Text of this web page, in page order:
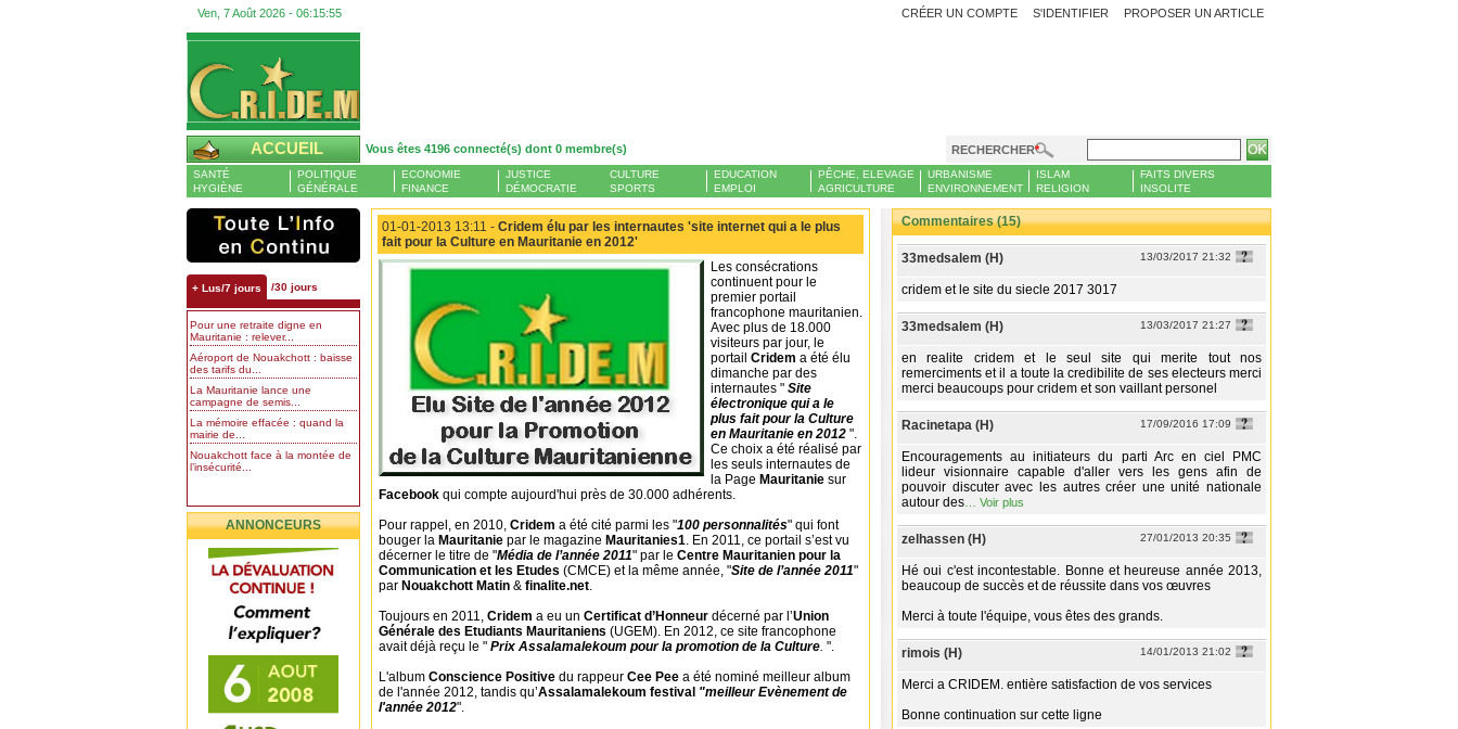
Ven, 7 Août 2026 - 06:15:56 PROPOSER UN ARTICLE
CRÉER UN COMPTE S'IDENTIFIER
ACCUEIL Vous êtes 4196 connecté(s) dont 0 membre(s) RECHERCHER
SANTÉ
HYGIÈNE
POLITIQUE
GÉNÉRALE
ECONOMIE
FINANCE
JUSTICE
DÉMOCRATIE
CULTURE
SPORTS
EDUCATION
EMPLOI
PÊCHE, ELEVAGE
AGRICULTURE
URBANISME
ENVIRONNEMENT
ISLAM
RELIGION
FAITS DIVERS
INSOLITE
+ Lus/7 jours /30 jours
Pour une retraite digne en
Mauritanie : relever...
Aéroport de Nouakchott : baisse
des tarifs du...
La Mauritanie lance une
campagne de semis...
La mémoire effacée : quand la
mairie de...
Nouakchott face à la montée de
l’insécurité...
ANNONCEURS
01-01-2013 13:11 - Cridem élu par les internautes 'site internet qui a le plus
fait pour la Culture en Mauritanie en 2012'
Les consécrations
continuent pour le
premier portail
francophone mauritanien.
Avec plus de 18.000
visiteurs par jour, le
portail Cridem a été élu
dimanche par des
internautes " Site
électronique qui a le
plus fait pour la Culture
en Mauritanie en 2012 ".
Ce choix a été réalisé par
les seuls internautes de
la Page Mauritanie sur
Facebook qui compte aujourd'hui près de 30.000 adhérents.
Pour rappel, en 2010, Cridem a été cité parmi les "100 personnalités" qui font
bouger la Mauritanie par le magazine Mauritanies1. En 2011, ce portail s’est vu
décerner le titre de "Média de l’année 2011" par le Centre Mauritanien pour la
Communication et les Etudes (CMCE) et la même année, "Site de l’année 2011"
par Nouakchott Matin & finalite.net.
Toujours en 2011, Cridem a eu un Certificat d’Honneur décerné par l’Union
Générale des Etudiants Mauritaniens (UGEM). En 2012, ce site francophone
avait déjà reçu le " Prix Assalamalekoum pour la promotion de la Culture. ".
L'album Conscience Positive du rappeur Cee Pee a été nominé meilleur album
de l'année 2012, tandis qu’Assalamalekoum festival "meilleur Evènement de
l'année 2012".
Commentaires (15)
33medsalem (H) 13/03/2017 21:32
cridem et le site du siecle 2017 3017
33medsalem (H) 13/03/2017 21:27
en realite cridem et le seul site qui merite tout nos
remerciments et il a toute la credibilite de ses electeurs merci
merci beaucoups pour cridem et son vaillant personel
Racinetapa (H) 17/09/2016 17:09
Encouragements au initiateurs du parti Arc en ciel PMC
lideur visionnaire capable d'aller vers les gens afin de
pouvoir discuter avec les autres créer une unité nationale
autour des
Voir plus
zelhassen (H) 27/01/2013 20:35
Hé oui c'est incontestable. Bonne et heureuse année 2013,
beaucoup de succès et de réussite dans vos œuvres
Merci à toute l'équipe, vous êtes des grands.
rimois (H) 14/01/2013 21:02
Merci a CRIDEM. entière satisfaction de vos services
Bonne continuation sur cette ligne